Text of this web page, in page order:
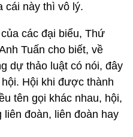
cái này thì vô lý.
các đại biểu, Thứ
Tuấn cho biết, về
dự thảo luật có nói, đây
Hội khi được thành
tên gọi khác nhau, hội,
liên đoàn, liên đoàn hay